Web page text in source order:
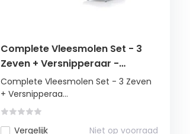
Complete Vleesmolen Set - 3
Zeven + Versnipperaar -
Inclusief Slagersset
Complete Vleesmolen Set - 3 Zeven
+ Versnipperaa...
Vergelijk Niet op voorraad